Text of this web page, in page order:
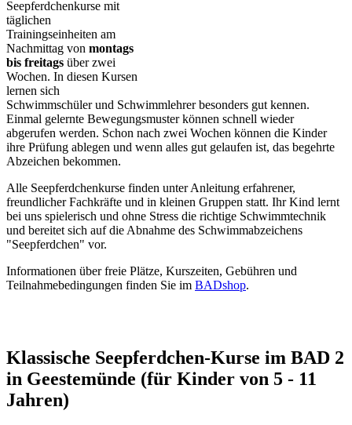
Seepferdchenkurse mit
täglichen
Trainingseinheiten am
Nachmittag von montags
bis freitags über zwei
Wochen. In diesen Kursen
lernen sich
Schwimmschüler und Schwimmlehrer besonders gut kennen.
Einmal gelernte Bewegungsmuster können schnell wieder
abgerufen werden. Schon nach zwei Wochen können die Kinder
ihre Prüfung ablegen und wenn alles gut gelaufen ist, das begehrte
Abzeichen bekommen.
Alle Seepferdchenkurse finden unter Anleitung erfahrener,
freundlicher Fachkräfte und in kleinen Gruppen statt. Ihr Kind lernt
bei uns spielerisch und ohne Stress die richtige Schwimmtechnik
und bereitet sich auf die Abnahme des Schwimmabzeichens
"Seepferdchen" vor.
Informationen über freie Plätze, Kurszeiten, Gebühren und
Teilnahmebedingungen finden Sie im BADshop.
Klassische Seepferdchen-Kurse im BAD 2
in Geestemünde (für Kinder von 5 - 11
Jahren)